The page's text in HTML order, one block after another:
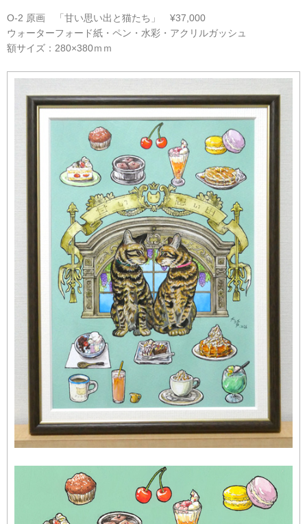
O-2 原画 「甘い思い出と猫たち」 ¥37,000
ウォーターフォード紙・ペン・水彩・アクリルガッシュ
額サイズ：280×380ｍｍ